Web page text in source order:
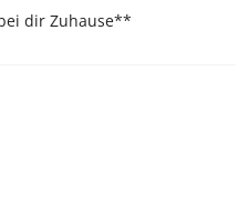
dir Zuhause**